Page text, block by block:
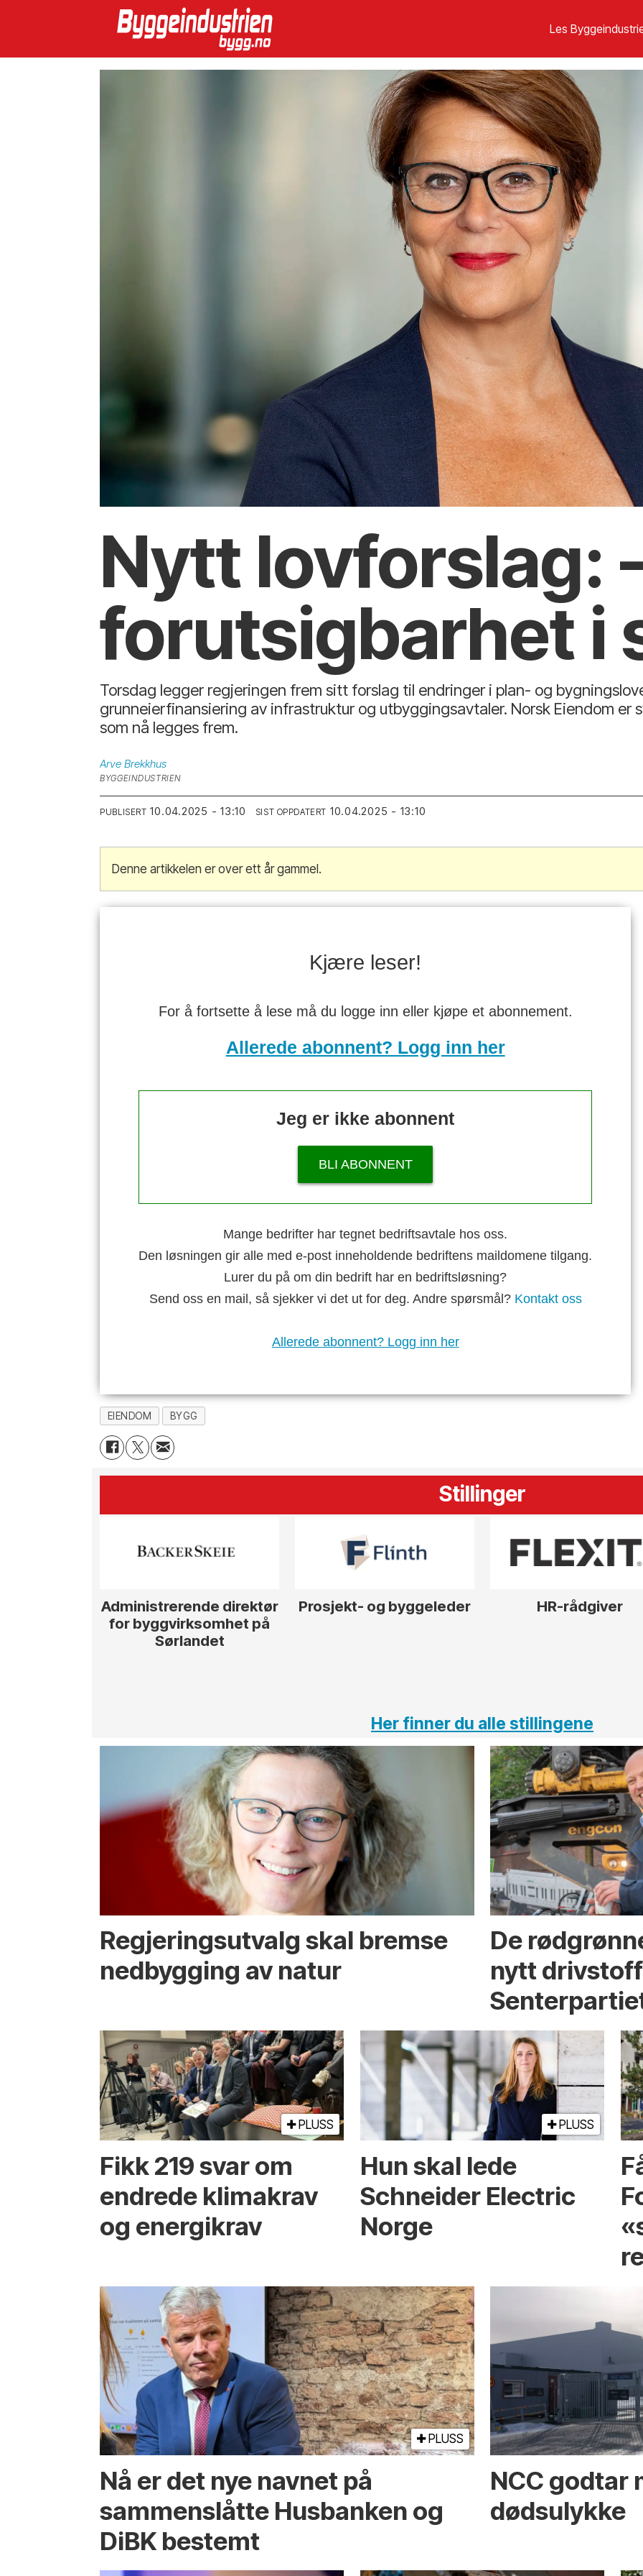
Les
Nytt lovforslag:
forutsigbarhet i
Torsdag legger regjeringen frem sitt forslag til endringer i plan- og
grunneierfinansiering av infrastruktur og utbyggingsavtaler. Norsk Eiendom
som nå legges frem.
Arve Brekkhus
BYGGEINDUSTRIEN
PUBLISERT 10.04.2025 - 13:10 SIST OPPDATERT 10.04.2025 - 13:10
Denne artikkelen er over ett år gammel.
Kjære leser!
For å fortsette å lese må du logge inn eller kjøpe et abonnement.
Allerede abonnent? Logg inn her
Jeg er ikke abonnent
BLI ABONNENT
Mange bedrifter har tegnet bedriftsavtale hos oss.
Den løsningen gir alle med e-post inneholdende bedriftens maildomene tilgang.
Lurer du på om din bedrift har en bedriftsløsning?
Send oss en mail, så sjekker vi det ut for deg. Andre spørsmål? Kontakt oss
Allerede abonnent? Logg inn her
EIENDOM BYGG
Stillinger
Administrerende direktør
for byggvirksomhet på
Sørlandet
Prosjekt- og byggeleder HR-rådgiver
Her finner du alle stillingene
Regjerings­utvalg skal bremse
ned­bygging av natur
De
nytt
PLUSS
Fikk 219 svar om
endrede klimakrav
og energikrav
PLUSS
Hun skal lede
Schneider Electric
Norge
PLUSS
Nå er det nye navnet på
sammenslåtte Husbanken og
DiBK bestemt
NCC godtar
dødsulykke